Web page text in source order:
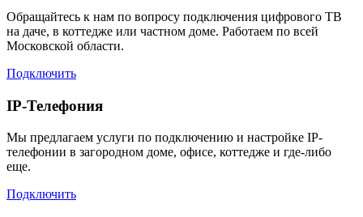
Обращайтесь к нам по вопросу подключения цифрового ТВ
на даче, в коттедже или частном доме. Работаем по всей
Московской области.
Подключить
IP-Телефония
Мы предлагаем услуги по подключению и настройке IP-
телефонии в загородном доме, офисе, коттедже и где-либо
еще.
Подключить